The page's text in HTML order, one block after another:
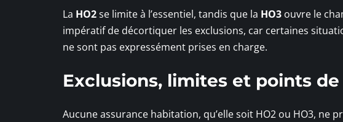
La HO2se limite à l’essentiel, tandis que la HO3 ouvre le
impératif de décortiquer les exclusions, car certaines
ne sont pas expressément prises en charge.
Exclusions, limites et points
Aucune assurance habitation, qu’elle soit HO2 ou HO3, ne